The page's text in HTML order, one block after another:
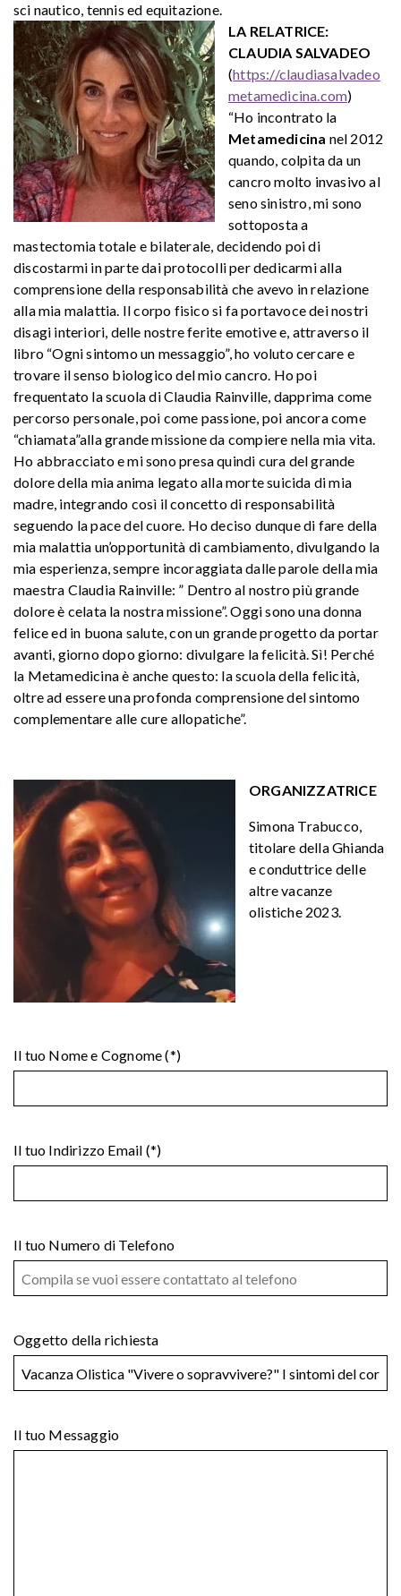
sci nautico, tennis ed equitazione.
LA RELATRICE:
CLAUDIA SALVADEO
(https://claudiasalvadeo
metamedicina.com)
“Ho incontrato la
Metamedicina nel 2012
quando, colpita da un
cancro molto invasivo al
seno sinistro, mi sono
sottoposta a
mastectomia totale e bilaterale, decidendo poi di
discostarmi in parte dai protocolli per dedicarmi alla
comprensione della responsabilità che avevo in relazione
alla mia malattia. Il corpo fisico si fa portavoce dei nostri
disagi interiori, delle nostre ferite emotive e, attraverso il
libro “Ogni sintomo un messaggio”, ho voluto cercare e
trovare il senso biologico del mio cancro. Ho poi
frequentato la scuola di Claudia Rainville, dapprima come
percorso personale, poi come passione, poi ancora come
“chiamata”alla grande missione da compiere nella mia vita.
Ho abbracciato e mi sono presa quindi cura del grande
dolore della mia anima legato alla morte suicida di mia
madre, integrando così il concetto di responsabilità
seguendo la pace del cuore. Ho deciso dunque di fare della
mia malattia un’opportunità di cambiamento, divulgando la
mia esperienza, sempre incoraggiata dalle parole della mia
maestra Claudia Rainville: ” Dentro al nostro più grande
dolore è celata la nostra missione”. Oggi sono una donna
felice ed in buona salute, con un grande progetto da portar
avanti, giorno dopo giorno: divulgare la felicità. Sì! Perché
la Metamedicina è anche questo: la scuola della felicità,
oltre ad essere una profonda comprensione del sintomo
complementare alle cure allopatiche”.
ORGANIZZATRICE
Simona Trabucco,
titolare della Ghianda
e conduttrice delle
altre vacanze
olistiche 2023.
Il tuo Nome e Cognome (*)
Il tuo Indirizzo Email (*)
Il tuo Numero di Telefono
Oggetto della richiesta
Il tuo Messaggio